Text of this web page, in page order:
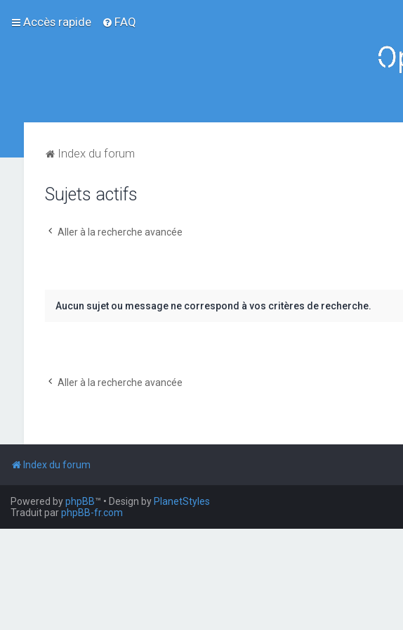
Accès rapide FAQ
Index du forum
Sujets actifs
Aller à la recherche avancée
Aucun sujet ou message ne correspond à vos critères de recherche.
Aller à la recherche avancée
Index du forum
Powered byphpBB™ • Design by PlanetStyles
Traduit parphpBB-fr.com